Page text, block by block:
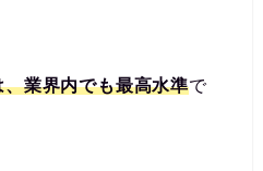
業界内でも最高水準で